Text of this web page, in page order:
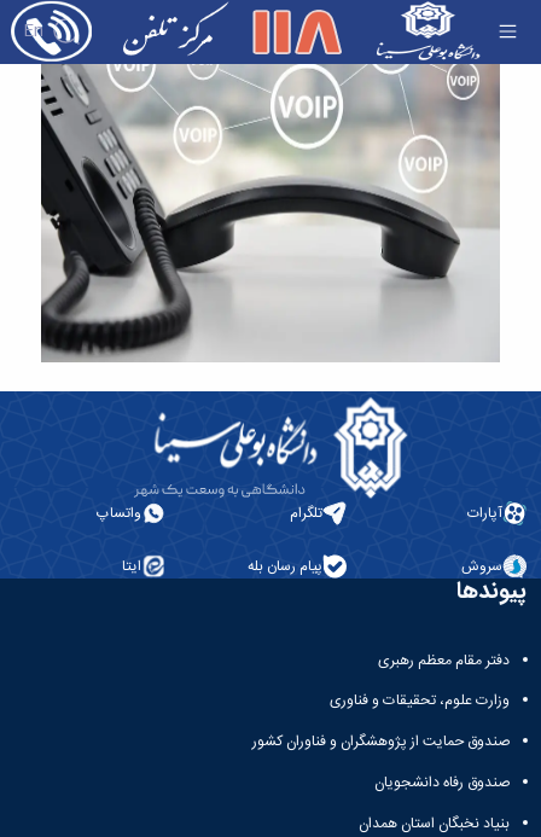
En فرم شکایت - مرکز تلفن دانشگاه
آپارات تلگرام واتساپ
سروش پیام رسان بله ایتا
پیوندها
دفتر مقام معظم رهبری
وزارت علوم، تحقیقات و فناوری
صندوق حمایت از پژوهشگران و فناوران کشور
صندوق رفاه دانشجویان
بنیاد نخبگان استان همدان